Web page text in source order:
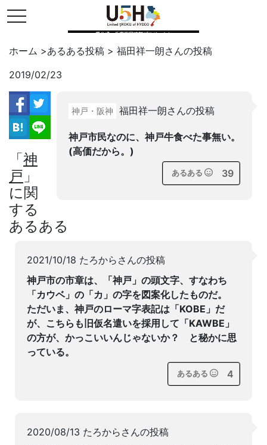
toggle navigation
県公式・兵庫五国連邦プロジェクト
ホーム >あるある投稿 > 福田祥一朗さんの投稿
2019/02/23
神戸・阪神 福田祥一朗さんの投稿
神戸市民なのに、神戸牛食べた事無い。
(高価だから。)
あるある 39
facebook
はてブ
「神
戸 」
に関
する
あるある
2021/10/18 たろからさんの投稿
神戸市の市章は、「神戸」の頭文字、すなわち
「カウベ」の「カ」の字を図案化したものだ。
ただいま、神戸のローマ字表記は「KOBE」だ
が、こちらも旧仮名遣いを採用して「KAWBE」
の方が、かっこいいんじゃないか？ と秘かに思
っている。
あるある 4
2020/08/13 たろからさんの投稿